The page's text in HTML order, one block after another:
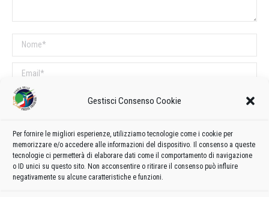
Gestisci Consenso Cookie
Per fornire le migliori esperienze, utilizziamo tecnologie come i cookie per
memorizzare e/o accedere alle informazioni del dispositivo. Il consenso a queste
tecnologie ci permetterà di elaborare dati come il comportamento di navigazione
o ID unici su questo sito. Non acconsentire o ritirare il consenso può influire
negativamente su alcune caratteristiche e funzioni.
Nome *
Email *
Sito web
COMMENTI SUL POST
Questo sito utilizza Akismet per ridurre lo spam.Scopri come vengono
elaborati i dati derivati dai commenti.